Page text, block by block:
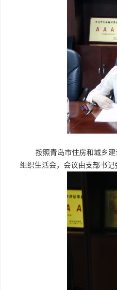
按照青岛市住房和城乡
组织生活会，会议由支部书